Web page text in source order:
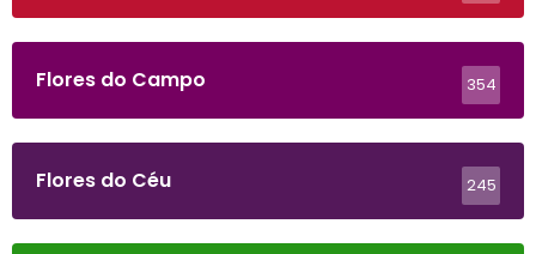
Flores do Campo 354
Flores do Céu 245